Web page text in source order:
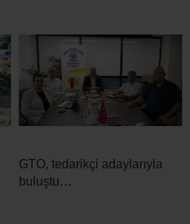
GTO, tedarikçi adaylarıyla
buluştu…